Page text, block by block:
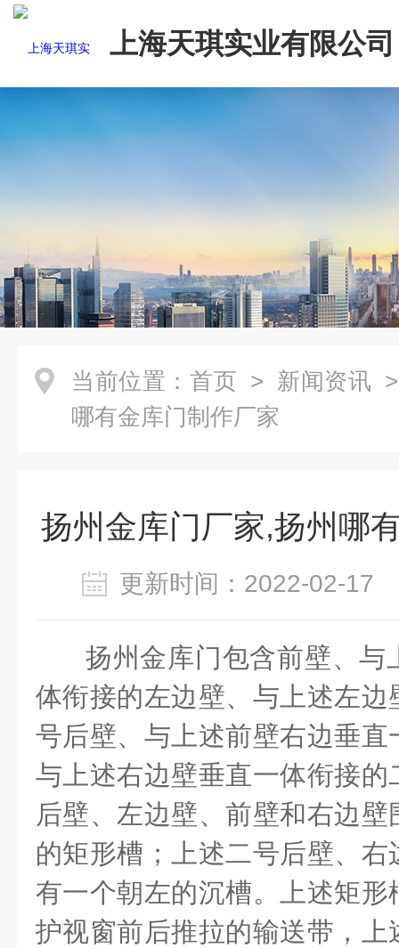
上海天琪实业有限公司
当前位置： 首页 > 新闻资讯
哪有金库门制作厂家
扬州金库门厂家,扬州哪
更新时间：2022-02-
扬州金库门包含前壁、与
体衔接的左边壁、与上述左
号后壁、与上述前壁右边垂
与上述右边壁垂直一体衔接
后壁、左边壁、前壁和右边
的矩形槽；上述二号后壁、
有一个朝左的沉槽。上述矩
护视窗前后推拉的输送带，